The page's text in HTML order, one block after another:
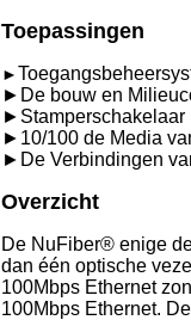
Toepassingen
►
►De bouw en
►Stamperschakelaar
►10/100 de Media
►De Verbindingen
Overzicht
De NuFiber® enige
dan één optische
100Mbps Ethernet
100Mbps Ethernet.